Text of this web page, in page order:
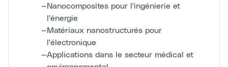
—Nanocomposites pour l'ingénierie et
l'énergie
—Matériaux nanostructurés pour
l'électronique
—Applications dans le secteur médical et